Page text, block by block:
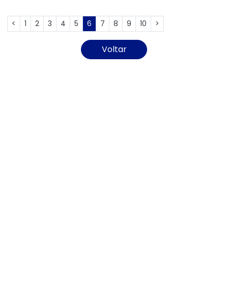
< 1 2 3 4 5 6 7 8 9 10 >
Voltar